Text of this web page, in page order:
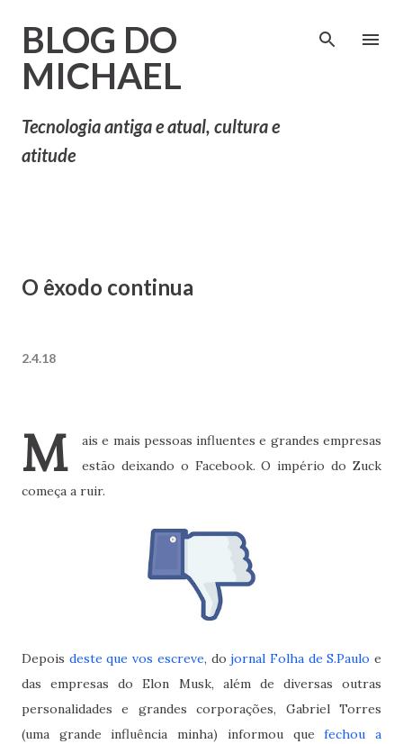
BLOG DO
MICHAEL
Tecnologia antiga e atual, cultura e
atitude
O êxodo continua
2.4.18
M
ais e mais pessoas influentes e grandes empresas
estão deixando o Facebook. O império do Zuck
começa a ruir.
Depois deste que vos escreve, dojornal Folha de S.Paulo e
das empresas do Elon Musk, além de diversas outras
personalidades e grandes corporações, Gabriel Torres
(uma grande influência minha) informou quefechou a